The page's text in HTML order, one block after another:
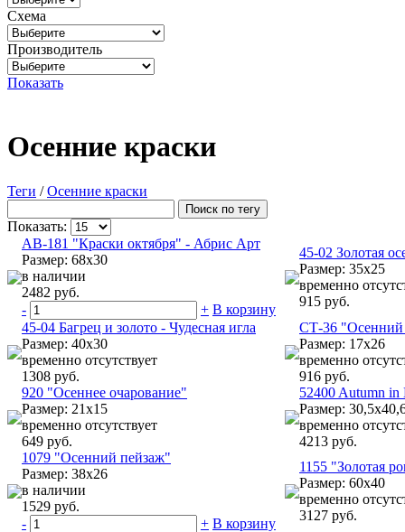
Схема
Производитель
Показать
Осенние краски
Теги /Осенние краски
Показать:
АВ-181 "Краски октября" - Абрис Арт
Размер: 68х30
в наличии
2482 руб.
-
+ В корзину
45-02 Золотая
Размер: 35х25
временно
915 руб.
45-04 Багрец и золото - Чудесная игла
Размер: 40х30
временно отсутствует
1308 руб.
СТ-36 "Осенний
Размер: 17x26
временно
916 руб.
920 "Осеннее очарование"
Размер: 21x15
временно отсутствует
649 руб.
52400 Autumn in
Размер:
временно
4213 руб.
1079 "Осенний пейзаж"
Размер: 38x26
в наличии
1529 руб.
-
+ В корзину
1155 "Золотая
Размер: 60x40
временно
3127 руб.